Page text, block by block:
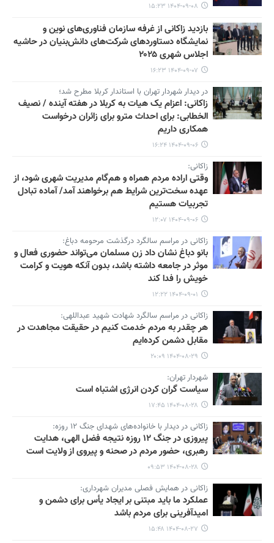
۱۴۰۴-۰۹-۰۸ ۱۵:۲۳
بازدید زاکانی از غرفه سازمان فناوری‌های نوین و
نمایشگاه دستاوردهای شرکت‌های دانش‌بنیان در حاشیه
اجلاس شهری ۲۰۲۵
۱۴۰۴-۰۹-۰۷ ۱۶:۲۳
در دیدار شهردار تهران با استاندار کربلا مطرح شد؛
زاکانی: اعزام یک هیات به کربلا در هفته آینده / نصیف
الخطابی: برای احداث مترو برای زائران درخواست
همکاری داریم
۱۴۰۴-۰۹-۰۶ ۱۶:۲۴
زاکانی:
وقتی اراده مردم همراه و هم‌گام مدیریت شهری شود، از
عهده سخت‌ترین شرایط هم برخواهند آمد/ آماده تبادل
تجربیات هستیم
۱۴۰۴-۰۹-۰۶ ۱۲:۰۷
زاکانی در مراسم سالگرد درگذشت مرحومه دباغ:
بانو دباغ نشان داد زن مسلمان می‌تواند حضوری فعال و
موثر در جامعه داشته باشد، بدون آنکه هویت و کرامت
خویش را فدا کند
۱۴۰۴-۰۹-۰۱ ۱۲:۲۲
زاکانی در مراسم سالگرد شهادت شهید عبداللهی:
هر چقدر به مردم خدمت کنیم در حقیقت مجاهدت در
مقابل دشمن کرده‌ایم
۱۴۰۴-۰۸-۲۹ ۲۰:۰۹
شهردار تهران:
سیاست گران کردن انرژی اشتباه است
۱۴۰۴-۰۸-۲۸ ۱۷:۴۵
زاکانی در دیدار با خانواده‌های شهدای جنگ ۱۲ روزه:
پیروزی در جنگ ۱۲ روزه نتیجه فضل الهی، هدایت
رهبری، حضور مردم در صحنه و پیروی از ولایت است
۱۴۰۴-۰۸-۲۸ ۰۹:۵۳
زاکانی در همایش فصلی مدیران شهرداری:
عملکرد ما باید مبتنی بر ایجاد یأس برای دشمن و
امیدآفرینی برای مردم باشد
۱۴۰۴-۰۸-۲۷ ۱۵:۴۸